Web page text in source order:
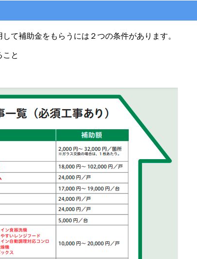
て補助金をもらうには２つの条件があります。
こと